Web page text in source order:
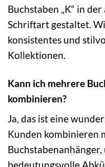
Buchstaben „K“ in
Schriftart gestaltet.
konsistentes und
Kollektionen.
Kann ich mehrere
kombinieren?
Ja, das ist eine
Kunden kombinieren